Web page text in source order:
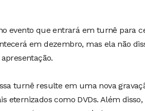
evento que entrará em turnê para
em dezembro, mas ela não
turnê resulte em uma nova
eternizados como DVDs. Além